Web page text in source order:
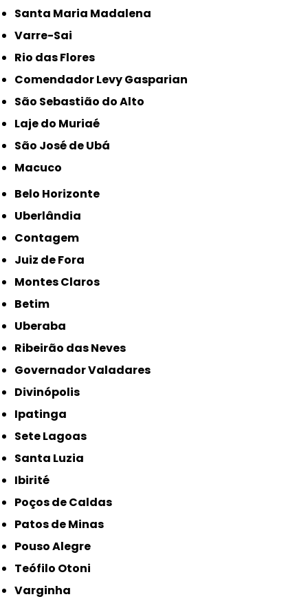
Santa Maria Madalena
Varre-Sai
Rio das Flores
Comendador Levy Gasparian
São Sebastião do Alto
Laje do Muriaé
São José de Ubá
Macuco
Belo Horizonte
Uberlândia
Contagem
Juiz de Fora
Montes Claros
Betim
Uberaba
Ribeirão das Neves
Governador Valadares
Divinópolis
Ipatinga
Sete Lagoas
Santa Luzia
Ibirité
Poços de Caldas
Patos de Minas
Pouso Alegre
Teófilo Otoni
Varginha